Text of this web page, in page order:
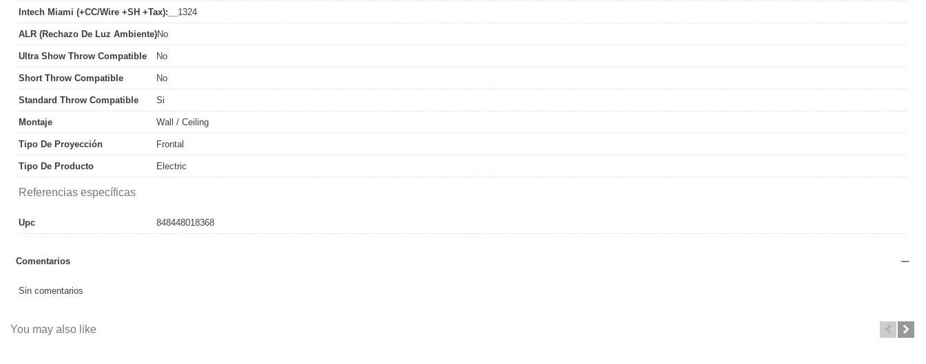
Intech Miami (+CC/Wire +SH +Tax):__ 1324
ALR (Rechazo De Luz Ambiente)No
Ultra Show Throw Compatible No
Short Throw Compatible No
Standard Throw Compatible Si
Montaje Wall / Ceiling
Tipo De Proyección Frontal
Tipo De Producto Electric
Referencias específicas
Upc 848448018368
Comentarios
Sin comentarios
You may also like